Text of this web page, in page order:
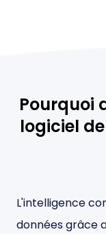
Pourquoi
logiciel
L'intelligence
données grâce